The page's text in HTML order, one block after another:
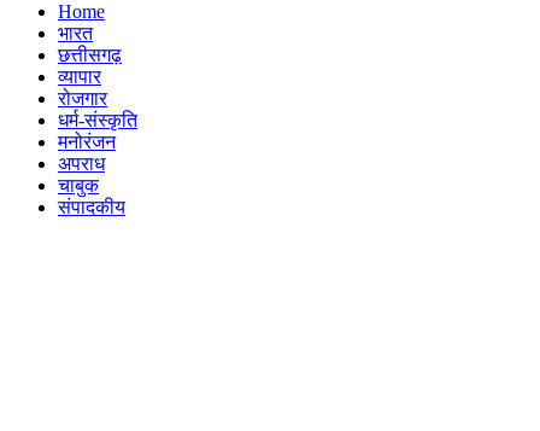
Home
भारत
छत्तीसगढ़
व्यापार
रोजगार
धर्म-संस्कृति
मनोरंजन
अपराध
चाबुक
संपादकीय